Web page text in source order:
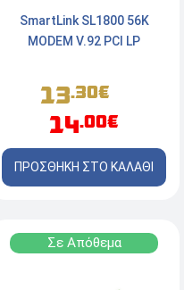
SmartLink SL1800 56K
MODEM V.92 PCI LP
13.30€
14.00€
ΠΡΟΣΘΗΚΗ ΣΤΟ ΚΑΛΑΘΙ
Σε Απόθεμα